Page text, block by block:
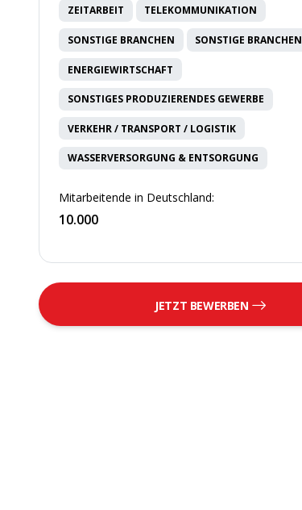
ZEITARBEIT TELEKOMMUNIKATION
SONSTIGE BRANCHEN SONSTIGE BRANCHEN
ENERGIEWIRTSCHAFT
SONSTIGES PRODUZIERENDES GEWERBE
VERKEHR / TRANSPORT / LOGISTIK
WASSERVERSORGUNG & ENTSORGUNG
Mitarbeitende in Deutschland:
10.000
JETZT BEWERBEN